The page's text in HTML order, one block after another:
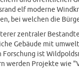
elf moderne
bei welchen die
zentraler
Gebäude mit
Forschung ist
werden Projekte wie